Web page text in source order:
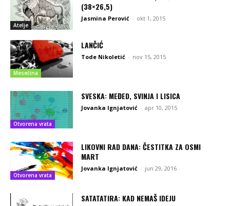
Atelje
(38×26,5)
Jasmina Perović - okt 1, 2015
Mesečina
LANČIĆ
Tode Nikoletić - nov 15, 2015
Otvorena vrata
SVESKA: MEĐED, SVINJA I LISICA
Jovanka Ignjatović - apr 10, 2015
Otvorena vrata
LIKOVNI RAD DANA: ČESTITKA ZA OSMI
MART
Jovanka Ignjatović - jun 29, 2016
SATATATIRA: KAD NEMAŠ IDEJU